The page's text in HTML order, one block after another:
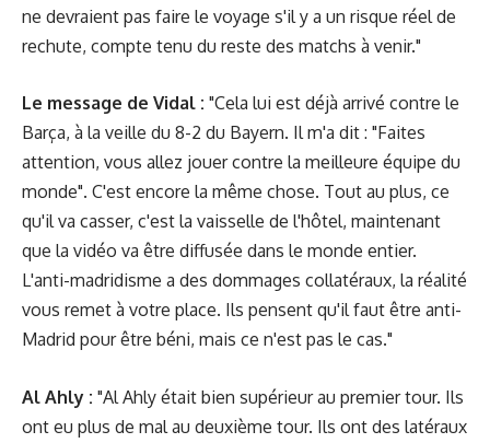
ne devraient pas faire le voyage s'il y a un risque réel de
rechute, compte tenu du reste des matchs à venir."
Le message de Vidal : "Cela lui est déjà arrivé contre le
Barça, à la veille du 8-2 du Bayern. Il m'a dit : "Faites
attention, vous allez jouer contre la meilleure équipe du
monde". C'est encore la même chose. Tout au plus, ce
qu'il va casser, c'est la vaisselle de l'hôtel, maintenant
que la vidéo va être diffusée dans le monde entier.
L'anti-madridisme a des dommages collatéraux, la réalité
vous remet à votre place. Ils pensent qu'il faut être anti-
Madrid pour être béni, mais ce n'est pas le cas."
Al Ahly : "Al Ahly était bien supérieur au premier tour. Ils
ont eu plus de mal au deuxième tour. Ils ont des latéraux